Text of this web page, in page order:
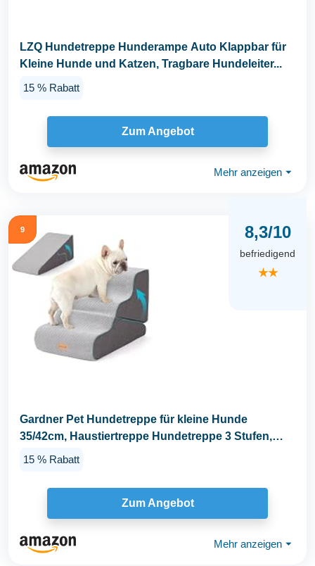
LZQ Hundetreppe Hunderampe Auto Klappbar für
Kleine Hunde und Katzen, Tragbare Hundeleiter...
15 % Rabatt
Zum Angebot
Mehr anzeigen ⏷
9 8,3/10
befriedigend
★★
Gardner Pet Hundetreppe für kleine Hunde
35/42cm, Haustiertreppe Hundetreppe 3 Stufen,
Hunderampe...
15 % Rabatt
Zum Angebot
Mehr anzeigen ⏷